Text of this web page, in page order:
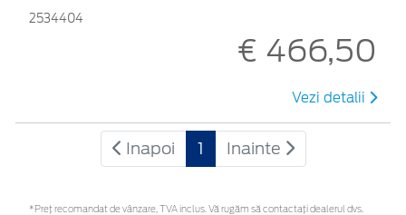
2534404
€ 466,50
Vezi detalii
Inapoi 1 Inainte
*Preţ recomandat de vânzare, TVA inclus. Vă rugăm să contactaţi dealerul dvs.